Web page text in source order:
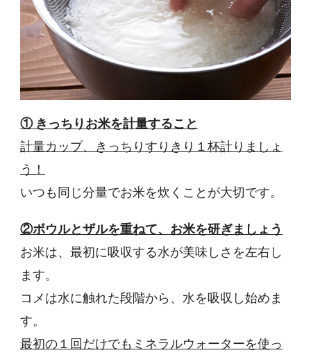
① きっちりお米を計量すること
計量カップ、きっちりすりきり１杯計りましょ
う！
いつも同じ分量でお米を炊くことが大切です。
②ボウルとザルを重ねて、お米を研ぎましょう
お米は、最初に吸収する水が美味しさを左右し
ます。
コメは水に触れた段階から、水を吸収し始めま
す。
最初の１回だけでもミネラルウォーターを使っ